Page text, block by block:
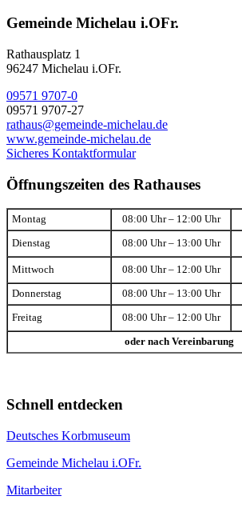
Gemeinde Michelau i.OFr.
Rathausplatz 1
96247 Michelau i.OFr.
09571 9707-0
09571 9707-27
rathaus@gemeinde-michelau.de
www.gemeinde-michelau.de
Sicheres Kontaktformular
Öffnungszeiten des Rathauses
Montag 08:00 Uhr – 12:00 Uhr
Dienstag 08:00 Uhr – 13:00 Uhr
Mittwoch 08:00 Uhr – 12:00 Uhr
Donnerstag 08:00 Uhr – 13:00 Uhr
Freitag 08:00 Uhr – 12:00 Uhr
oder nach Vereinbarung
Schnell entdecken
Deutsches Korbmuseum
Gemeinde Michelau i.OFr.
Mitarbeiter